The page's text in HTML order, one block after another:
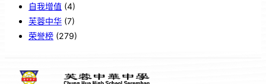
自我增值 (4)
芙蓉中华 (7)
荣誉榜 (279)